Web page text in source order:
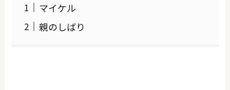
マイケル
親のしばり